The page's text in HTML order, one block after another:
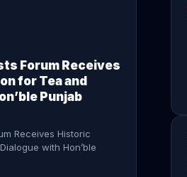
Forum Receives
for Tea and
Punjab
Receives Historic
with Hon’ble